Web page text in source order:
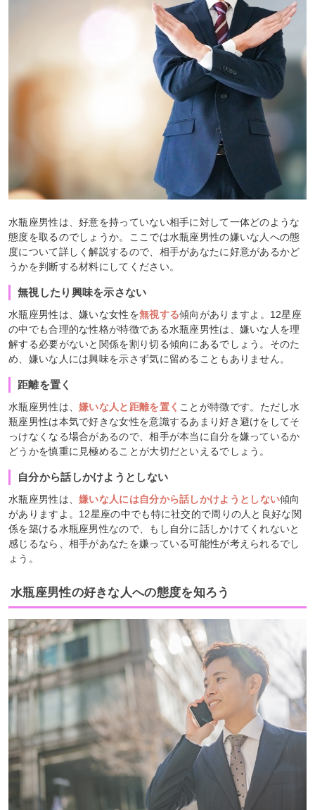
水瓶座男性は、好意を持っていない相手に対して一体どのような
態度を取るのでしょうか。ここでは水瓶座男性の嫌いな人への態
度について詳しく解説するので、相手があなたに好意があるかど
うかを判断する材料にしてください。
無視したり興味を示さない
水瓶座男性は、嫌いな女性を無視する傾向がありますよ。12星座
の中でも合理的な性格が特徴である水瓶座男性は、嫌いな人を理
解する必要がないと関係を割り切る傾向にあるでしょう。そのた
め、嫌いな人には興味を示さず気に留めることもありません。
距離を置く
水瓶座男性は、嫌いな人と距離を置く ことが特徴です。ただし水
瓶座男性は本気で好きな女性を意識するあまり好き避けをしてそ
っけなくなる場合があるので、相手が本当に自分を嫌っているか
どうかを慎重に見極めることが大切だといえるでしょう。
自分から話しかけようとしない
水瓶座男性は、嫌いな人には自分から話しかけようとしない傾向
がありますよ。12星座の中でも特に社交的で周りの人と良好な関
係を築ける水瓶座男性なので、もし自分に話しかけてくれないと
感じるなら、相手があなたを嫌っている可能性が考えられるでし
ょう。
水瓶座男性の好きな人への態度を知ろう